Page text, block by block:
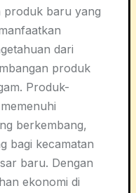
produk baru yang
dari
produk
Produk-
berkembang,
bagi kecamatan
baru. Dengan
ekonomi di